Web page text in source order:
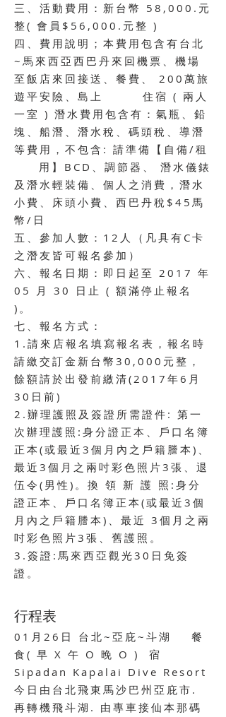
三、活動費用：新台幣 58,000.元
整( 會員$56,000.元整 )
四、費用說明；本費用包含有台北
~馬來西亞西巴丹來回機票、機場
至飯店來回接送、餐費、 200萬旅
遊平安險、島上 住宿 ( 兩人
一室 ) 潛水費用包含有：氣瓶、鉛
塊、船潛、潛水稅、碼頭稅、導潛
等費用，不包含: 請準備【自備/租
用】BCD、調節器、 潛水儀錶
及潛水輕裝備、個人之消費，潛水
小費、床頭小費、西巴丹稅$45馬
幣/日
五、參加人數：12人（凡具有C卡
之潛友皆可報名參加）
六、報名日期：即日起至 2017 年
05 月 30 日止 ( 額滿停止報名
)。
七、報名方式：
1.請來店報名填寫報名表，報名時
請繳交訂金新台幣30,000元整，
餘額請於出發前繳清(2017年6月
30日前)
2.辦理護照及簽證所需證件: 第一
次辦理護照:身分證正本、戶口名簿
正本(或最近3個月內之戶籍謄本)、
最近3 個月之兩吋彩色照片3張、退
伍令(男性)。換 領 新 護 照:身分
證正本、戶口名簿正本(或最近3個
月內之戶 籍謄本)、最近 3個月之兩
吋彩色照片3張、舊護照。
3.簽證:馬來西亞觀光30日免簽
證。
​行程表
01月26日 台北~亞庇~斗湖 餐
食( 早 X 午 O 晚 O ) 宿
Sipadan Kapalai Dive Resort
今日由台北飛東馬沙巴州亞庇市.
再轉機飛斗湖. 由專車接仙本那碼